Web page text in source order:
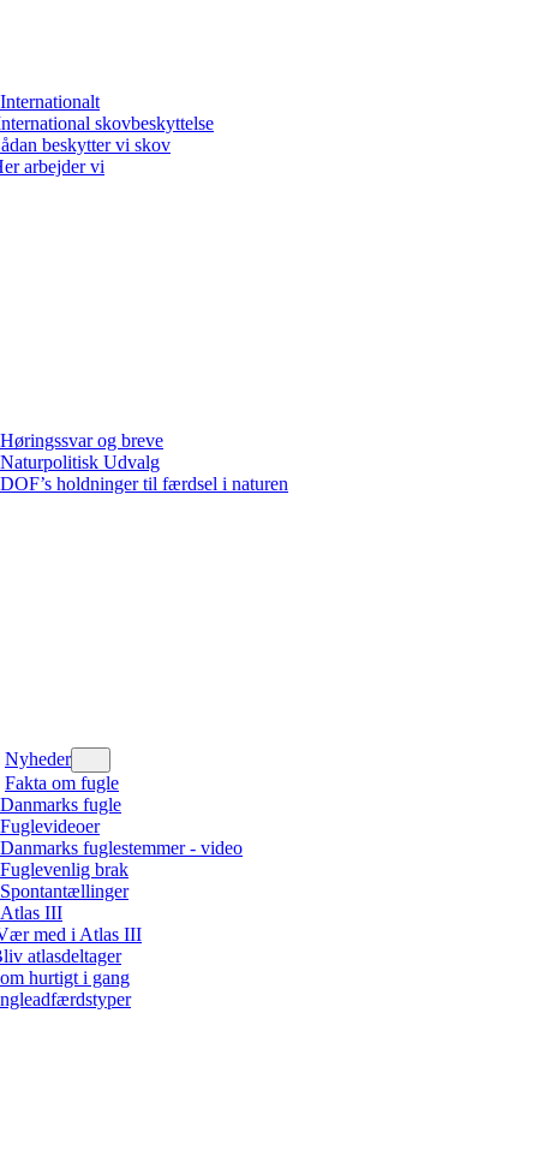
Internationalt
skovbeskyttelse
beskytter vi skov
arbejder vi
Høringssvar og breve
Naturpolitisk Udvalg
DOF’s holdninger til færdsel i naturen
Nyheder
Fakta om fugle
Danmarks fugle
Fuglevideoer
Danmarks fuglestemmer - video
Fuglevenlig brak
Spontantællinger
Atlas III
med i Atlas III
atlasdeltager
hurtigt i gang